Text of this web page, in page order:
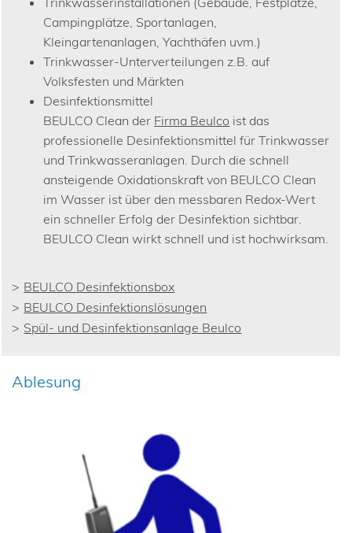
Campingplätze, Sportanlagen,
Kleingartenanlagen, Yachthäfen uvm.)
Trinkwasser-Unterverteilungen z.B. auf
Volksfesten und Märkten
Desinfektionsmittel
BEULCO Clean der Firma Beulco ist das
professionelle Desinfektionsmittel für Trinkwasser
und Trinkwasseranlagen. Durch die schnell
ansteigende Oxidationskraft von BEULCO Clean
im Wasser ist über den messbaren Redox-Wert
ein schneller Erfolg der Desinfektion sichtbar.
BEULCO Clean wirkt schnell und ist hochwirksam.
BEULCO Desinfektionsbox
BEULCO Desinfektionslösungen
Spül- und Desinfektionsanlage Beulco
Ablesung